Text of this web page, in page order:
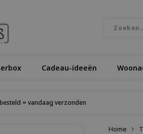
Cadeau-ideeën
= vandaag verzonden
Home